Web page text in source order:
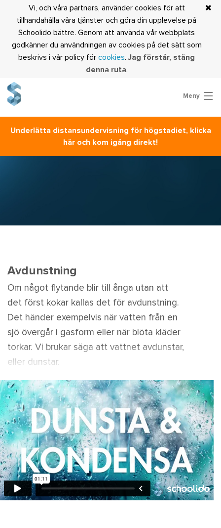
Vi, och våra partners, använder cookies för att
tillhandahålla våra tjänster och göra din upplevelse på
Schoolido bättre. Genom att använda vår webbplats
godkänner du användningen av cookies på det sätt som
beskrivs i vår policy för cookies. Jag förstår, stäng
denna ruta.
Meny
Är du lärare?
Underlätta distansundervisning för högstadiet, klicka
här och kom igång direkt!
Avdunstning
Om något flytande blir till ånga utan att
det först kokar kallas det för avdunstning.
Det händer exempelvis när vatten från en
sjö övergår i gasform eller när blöta kläder
torkar. Vi brukar säga att vattnet avdunstar,
eller dunstar.